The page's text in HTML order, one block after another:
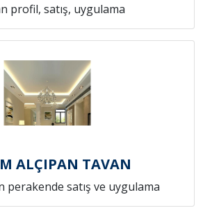
profil, satış, uygulama
ALÇIPAN TAVAN
perakende satış ve uygulama